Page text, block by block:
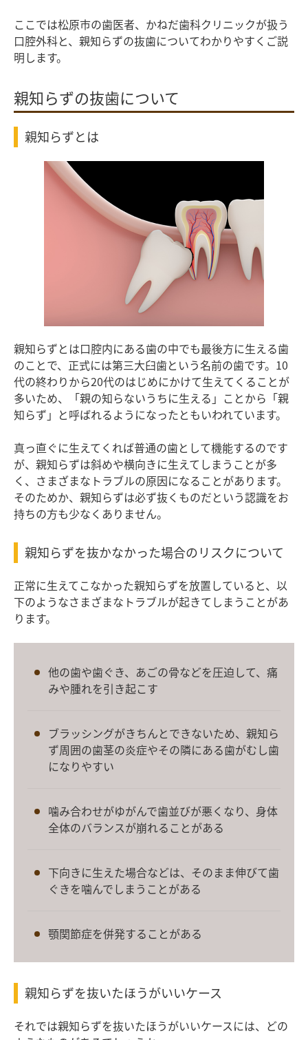
ここでは松原市の歯医者、かねだ歯科クリニックが扱う
口腔外科と、親知らずの抜歯についてわかりやすくご説
明します。
親知らずの抜歯について
親知らずとは
親知らずとは口腔内にある歯の中でも最後方に生える歯
のことで、正式には第三大臼歯という名前の歯です。10
代の終わりから20代のはじめにかけて生えてくることが
多いため、「親の知らないうちに生える」ことから「親
知らず」と呼ばれるようになったともいわれています。
真っ直ぐに生えてくれば普通の歯として機能するのです
が、親知らずは斜めや横向きに生えてしまうことが多
く、さまざまなトラブルの原因になることがあります。
そのためか、親知らずは必ず抜くものだという認識をお
持ちの方も少なくありません。
親知らずを抜かなかった場合のリスクについて
正常に生えてこなかった親知らずを放置していると、以
下のようなさまざまなトラブルが起きてしまうことがあ
ります。
他の歯や歯ぐき、あごの骨などを圧迫して、痛
みや腫れを引き起こす
ブラッシングがきちんとできないため、親知ら
ず周囲の歯茎の炎症やその隣にある歯がむし歯
になりやすい
噛み合わせがゆがんで歯並びが悪くなり、身体
全体のバランスが崩れることがある
下向きに生えた場合などは、そのまま伸びて歯
ぐきを噛んでしまうことがある
顎関節症を併発することがある
親知らずを抜いたほうがいいケース
それでは親知らずを抜いたほうがいいケースには、どの